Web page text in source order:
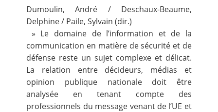
Dumoulin, André / Deschaux-Beaume,
Delphine / Paile, Sylvain (dir.)
» Le domaine de l’information et de la
communication en matière de sécurité et de
défense reste un sujet complexe et délicat.
La relation entre décideurs, médias et
opinion publique nationale doit être
analysée en tenant compte des
professionnels du message venant de l’UE et